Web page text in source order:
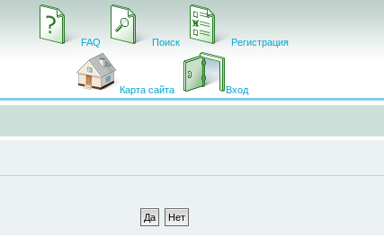
FAQ Поиск Регистрация
Карта сайта Вход